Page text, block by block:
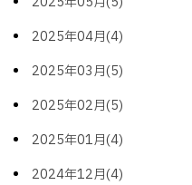
2025年04月(4)
2025年03月(5)
2025年02月(5)
2025年01月(4)
2024年12月(4)